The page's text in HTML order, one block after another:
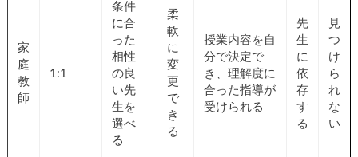
家
庭
教
師
1:1
条件
に合
った
相性
の良
い先
生を
選べ
る
柔
軟
に
変
更
で
き
る
授業内容を自
分で決定で
き、理解度に
合った指導が
受けられる
先
生
に
依
存
す
る
見
つ
け
ら
れ
な
い